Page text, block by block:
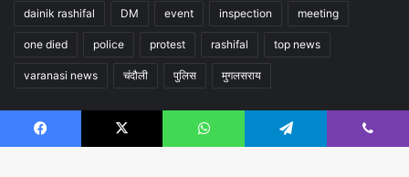
dainik rashifal DM event inspection meeting
one died police protest rashifal top news
varanasi news चंदौली पुलिस मुगलसराय
Follow us
Facebook X WhatsApp Telegram Viber